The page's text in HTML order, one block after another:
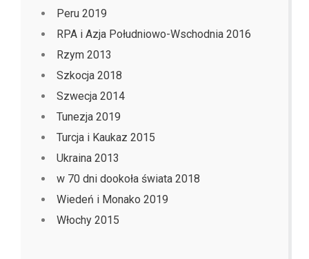
Peru 2019
RPA i Azja Południowo-Wschodnia 2016
Rzym 2013
Szkocja 2018
Szwecja 2014
Tunezja 2019
Turcja i Kaukaz 2015
Ukraina 2013
w 70 dni dookoła świata 2018
Wiedeń i Monako 2019
Włochy 2015